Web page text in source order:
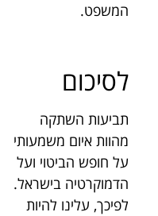
המשפט.
לסיכום
תביעות השתקה
מהוות איום משמעותי
על חופש הביטוי ועל
הדמוקרטיה בישראל.
לפיכך, עלינו להיות